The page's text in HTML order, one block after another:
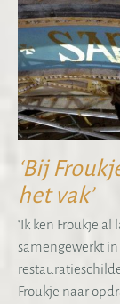
‘Bij
het vak’
‘Ik ken Froukje
samengewerkt
Froukje naar